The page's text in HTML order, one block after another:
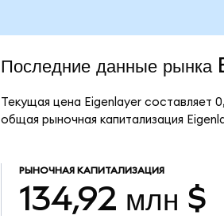
Последние данные
Текущая цена Eigenlayer составляет
общая рыночная капитализация
РЫНОЧНАЯ КАПИТАЛИЗАЦИЯ
134,92 млн $